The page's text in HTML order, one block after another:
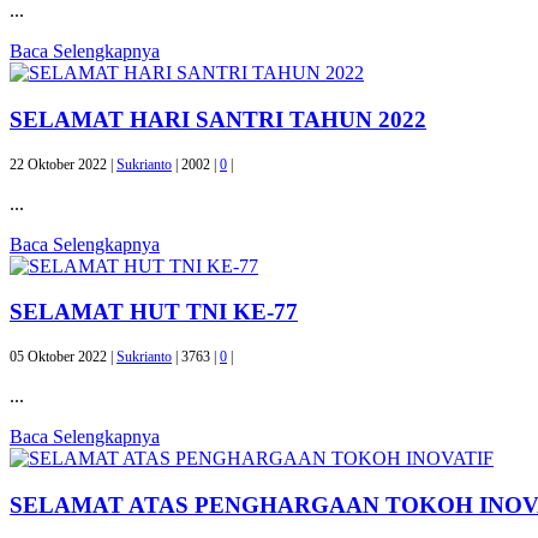
...
Baca Selengkapnya
SELAMAT HARI SANTRI TAHUN 2022
22 Oktober 2022 | Sukrianto | 2002 | 0 |
...
Baca Selengkapnya
SELAMAT HUT TNI KE-77
05 Oktober 2022 | Sukrianto 3763 | 0
...
Baca Selengkapnya
SELAMAT ATAS PENGHARGAAN TOKOH